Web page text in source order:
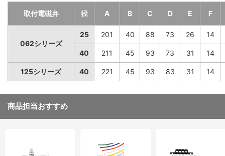
取付電磁弁 径 A B C D E F
062シリーズ
25 201 40 88 73 26 14
40 211 45 93 73 31 14
125シリーズ 40 221 45 93 83 31 14
商品担当おすすめ